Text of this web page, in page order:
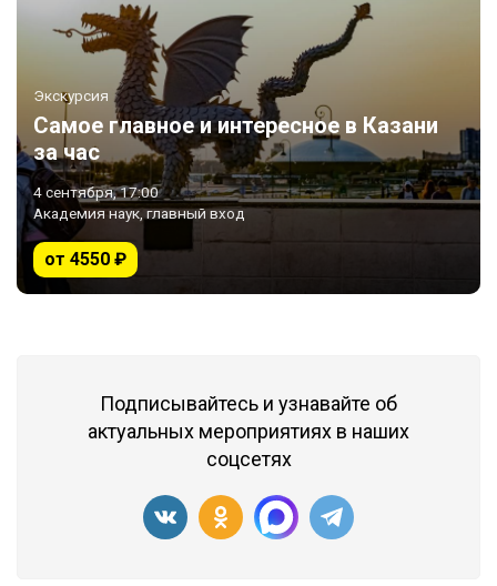
Экскурсия
Самое главное и интересное в Казани
за час
4 сентября, 17:00
Академия наук, главный вход
от 4550 ₽
Подписывайтесь и узнавайте об
актуальных мероприятиях в наших
соцсетях